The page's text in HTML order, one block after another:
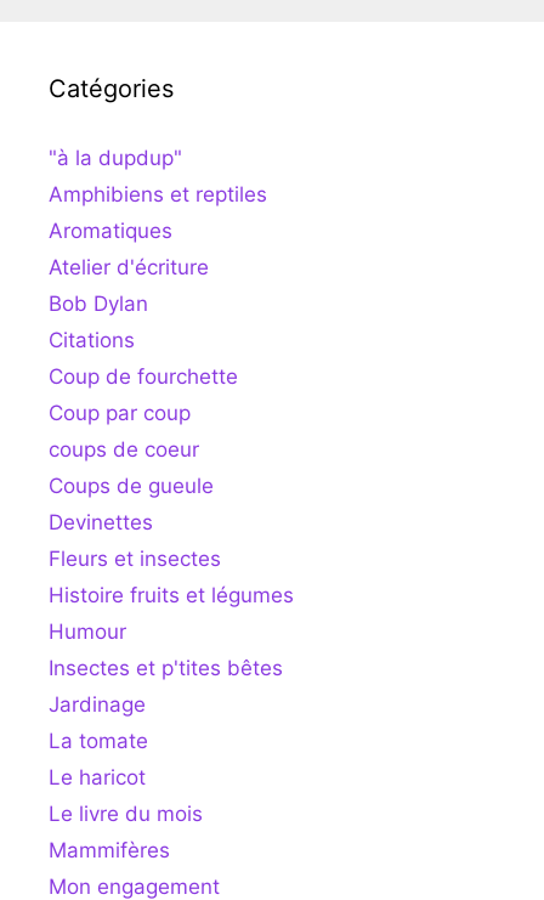
Catégories
"à la dupdup"
Amphibiens et reptiles
Aromatiques
Atelier d'écriture
Bob Dylan
Citations
Coup de fourchette
Coup par coup
coups de coeur
Coups de gueule
Devinettes
Fleurs et insectes
Histoire fruits et légumes
Humour
Insectes et p'tites bêtes
Jardinage
La tomate
Le haricot
Le livre du mois
Mammifères
Mon engagement